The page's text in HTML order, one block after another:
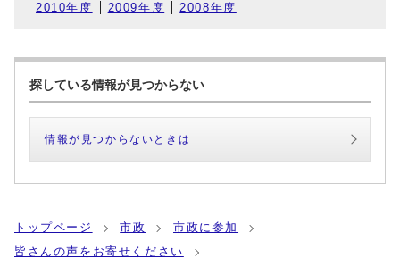
2010年度 2009年度 2008年度
探している情報が見つからない
情報が見つからないときは
トップページ 市政
市政に参加
皆さんの声をお寄せください